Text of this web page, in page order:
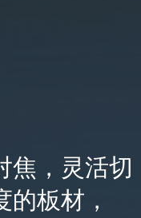
焦，灵活切
板材，